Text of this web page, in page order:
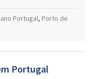
Portugal, Porto de
Portugal